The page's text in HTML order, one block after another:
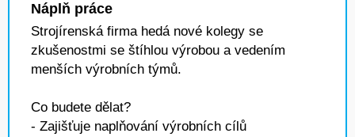
Náplň práce
Strojírenská firma hedá nové kolegy se
zkušenostmi se štíhlou výrobou a vedením
menších výrobních týmů.
Co budete dělat?
- Zajišťuje naplňování výrobních cílů